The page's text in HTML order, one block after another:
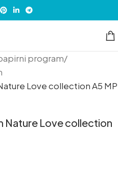
program/
Nature Love collection